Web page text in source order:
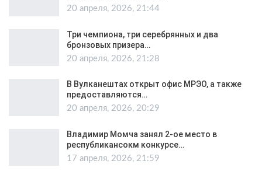
20 апреля, 2026, 21:44
Три чемпиона, три серебрянных и два
бронзовых призера…
20 апреля, 2026, 21:28
В Вулканештах открыт офис МРЭО, а также
предоставляются…
20 апреля, 2026, 20:29
Владимир Момча занял 2-ое место в
республикансокм конкурсе…
17 апреля, 2026, 21:59